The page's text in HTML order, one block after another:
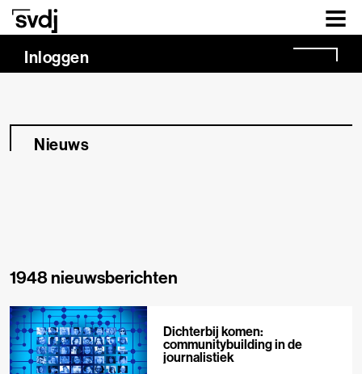
Naar hoofdinhoud
Inloggen
Nieuws
1948 nieuwsberichten
Dichterbij komen:
communitybuilding in de
journalistiek